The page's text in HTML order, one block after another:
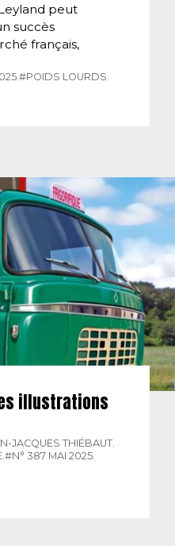
peut
succès
français,
#POIDS LOURDS.
illustrations
JACQUES THIÉBAUT.
#N° 387 MAI 2025.